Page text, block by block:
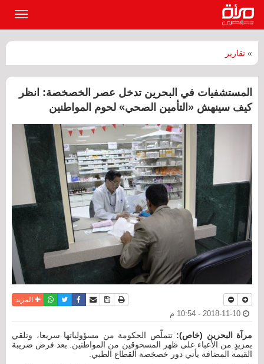
» تقارير
المستشفيات في البحرين تدخل عصر الخصخصة: انظر
كيف سينهش «التأمين الصحي» لحوم المواطنين
نسخة للطباعة
حفظ الموضوع
أرسل الى صديق
فيسبوكتويترواتسابالمزيد
مرآة البحرين (خاص): تتملّص الحكومة من مسؤولياتها سريعا، وتلقي
بمزيدٍ من الأعباء على ظهر المسحوقين من المواطنين. بعد فرض ضريبة
القيمة المضافة يأتي دور خصخصة القطاع الطبي.